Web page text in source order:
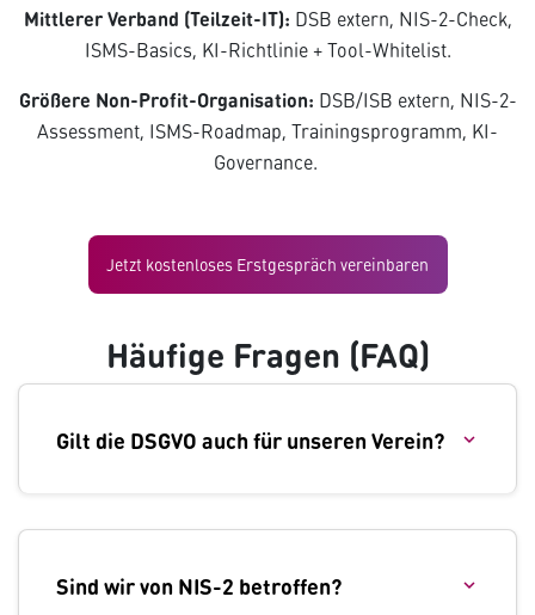
Mittlerer Verband (Teilzeit-IT): DSB extern, NIS-2-Check,
ISMS-Basics, KI-Richtlinie + Tool-Whitelist.
Größere Non-Profit-Organisation: DSB/ISB extern, NIS-2-
Assessment, ISMS-Roadmap, Trainingsprogramm, KI-
Governance.
Jetzt kostenloses Erstgespräch vereinbaren
Häufige Fragen (FAQ)
Gilt die DSGVO auch für unseren Verein?
Sind wir von NIS-2 betroffen?